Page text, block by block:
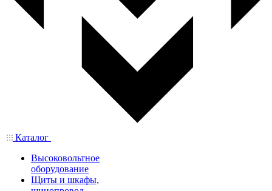
Каталог
Высоковольтное
оборудование
Щиты и шкафы,